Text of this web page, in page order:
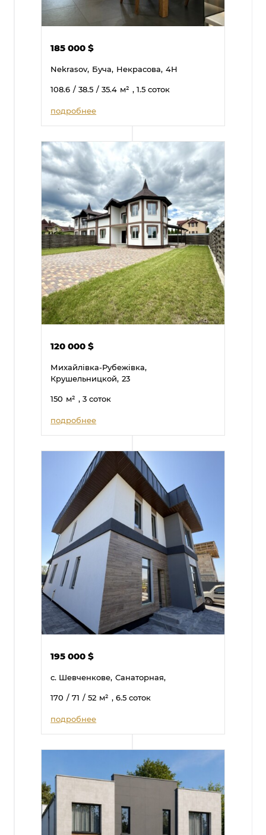
185 000$
Nekrasov, Буча, Некрасова, 4Н
108.6 / 38.5 / 35.4 м² , 1.5 соток
подробнее
120 000$
Михайлівка-Рубежівка,
Крушельницкой, 23
150 м² , 3 соток
подробнее
195 000$
с. Шевченкове, Санаторная,
170 / 71 / 52 м² , 6.5 соток
подробнее